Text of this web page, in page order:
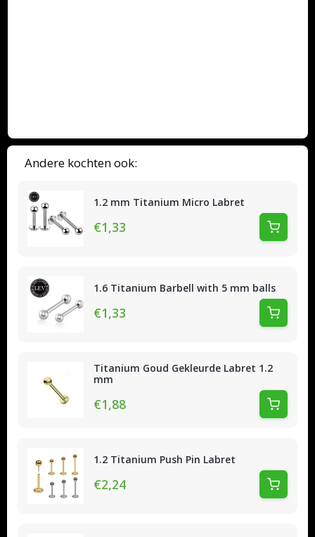
Andere kochten ook:
1.2 mm Titanium Micro Labret
€1,33
1.6 Titanium Barbell with 5 mm balls
€1,33
Titanium Goud Gekleurde Labret 1.2
mm
€1,88
1.2 Titanium Push Pin Labret
€2,24